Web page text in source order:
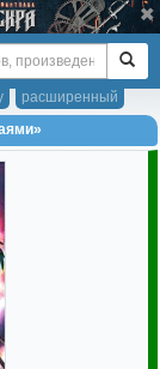
расширенный